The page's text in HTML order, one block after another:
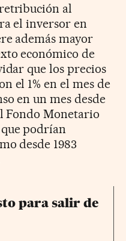
al
el inversor en
además mayor
económico de
que los precios
el 1% en el mes de
en un mes desde
Fondo Monetario
podrían
desde 1983
para salir de